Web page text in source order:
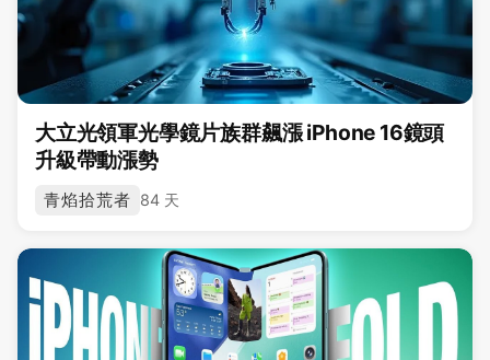
大立光領軍光學鏡片族群飆漲 iPhone 16鏡頭
升級帶動漲勢
青焰拾荒者 84 天